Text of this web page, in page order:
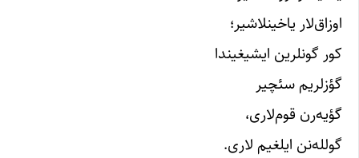
اوزاق‌لار یاخینلاشیر؛
کور گونلرین ایشیغیندا
گؤزلریم سئچیر
گؤیه‌رن قوم‌لاری،
گولله‌نن ایلغیم لاری.